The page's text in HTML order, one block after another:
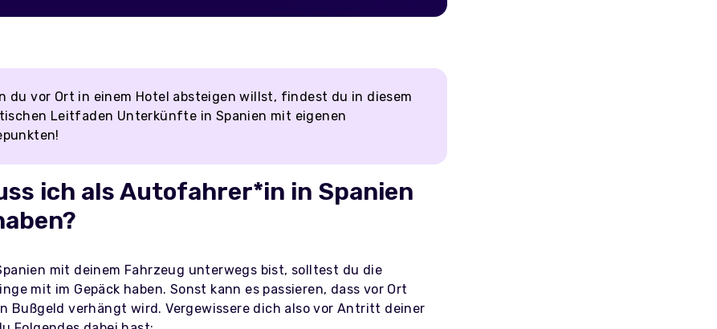
du vor Ort in einem Hotel absteigen willst, findest du in diesem
Leitfaden Unterkünfte in Spanien mit eigenen
ich als Autofahrer*in in Spanien
mit deinem Fahrzeug unterwegs bist, solltest du die
mit im Gepäck haben. Sonst kann es passieren, dass vor Ort
Bußgeld verhängt wird. Vergewissere dich also vor Antritt deiner